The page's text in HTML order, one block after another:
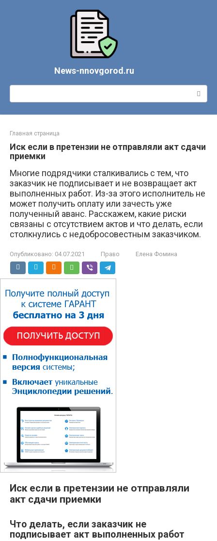
News-nnovgorod.ru
Поиск:
Главная страница
Иск если в претензии не отправляли акт сдачи
приемки
Многие подрядчики сталкивались с тем, что
заказчик не подписывает и не возвращает акт
выполненных работ. Из-за этого исполнитель не
может получить оплату или зачесть уже
полученный аванс. Расскажем, какие риски
связаны с отсутствием актов и что делать, если
столкнулись с недобросовестным заказчиком.
Опубликовано: 04.07.2021 Право Елена Фомина
Иск если в претензии не отправляли
акт сдачи приемки
Что делать, если заказчик не
подписывает акт выполненных работ